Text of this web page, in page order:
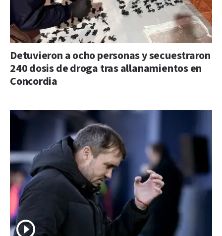
Detuvieron a ocho personas y secuestraron
240 dosis de droga tras allanamientos en
Concordia